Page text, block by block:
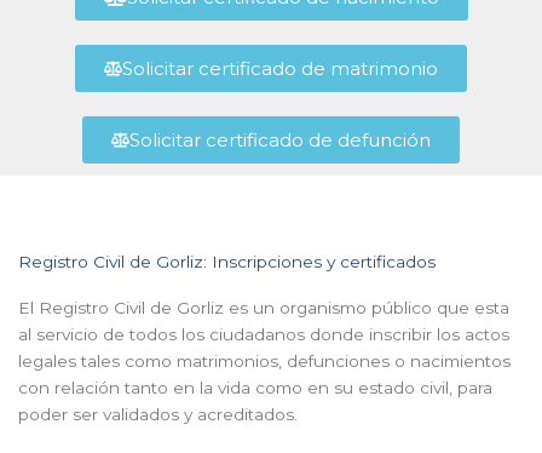
Solicitar certificado de matrimonio
Solicitar certificado de defunción
Registro Civil de Gorliz: Inscripciones y certificados
El Registro Civil de Gorliz es un organismo público que esta
al servicio de todos los ciudadanos donde inscribir los actos
legales tales como matrimonios, defunciones o nacimientos
con relación tanto en la vida como en su estado civil, para
poder ser validados y acreditados.